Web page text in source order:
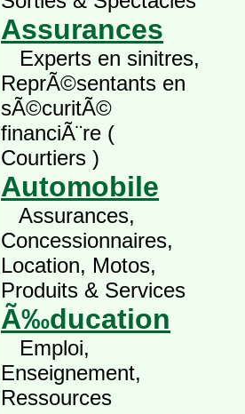
Assurances
Experts en sinitres,
ReprÃ©sentants en
sÃ©curitÃ©
financiÃ¨re (
Courtiers )
Automobile
Assurances,
Concessionnaires,
Location, Motos,
Produits & Services
Ã‰ducation
Emploi,
Enseignement,
Ressources